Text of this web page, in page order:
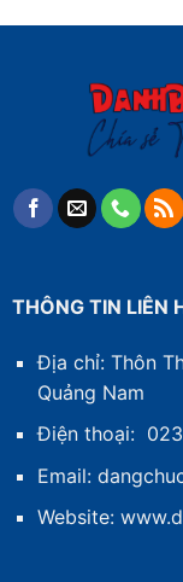
THÔNG TIN LIÊN
Địa chỉ: Thôn
Quảng Nam
Điện thoại:
Email:
Website: